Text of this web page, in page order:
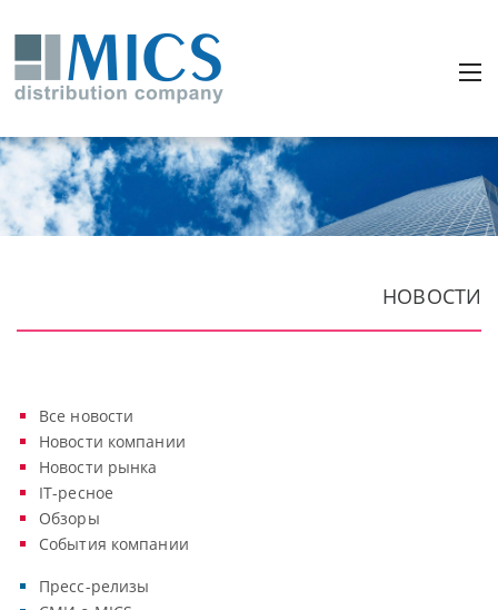
НОВОСТИ
Все новости
Новости компании
Новости рынка
IT-ресное
Обзоры
События компании
Пресс-релизы